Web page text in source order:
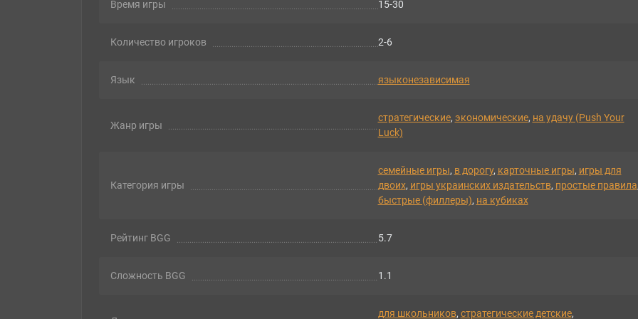
Время игры 15-30
Количество игроков 2-6
Язык языконезависимая
Жанр игры
cтратегические, экономические, на удачу (Push Your
Luck)
Категория игры
семейные игры, в дорогу, карточные игры, игры для
двоих, игры украинских издательств, простые правила
быстрые (филлеры), на кубиках
Рейтинг BGG 5.7
Сложность BGG 1.1
для школьников, стратегические детские,